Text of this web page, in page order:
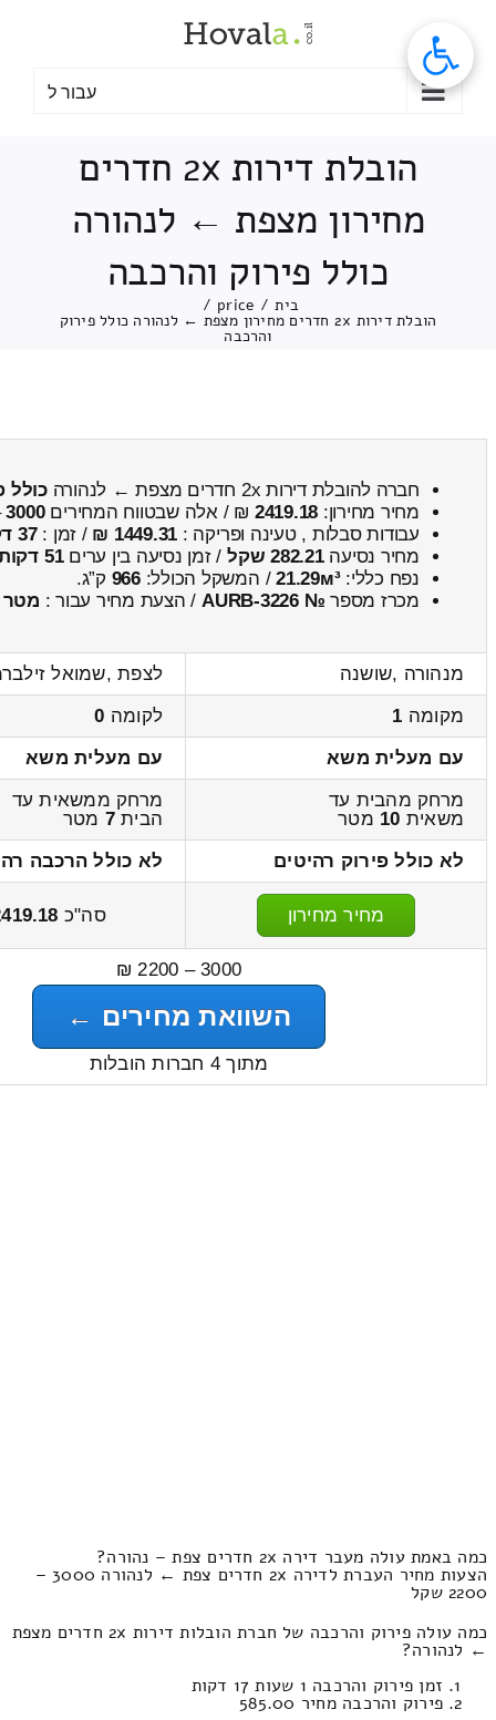
עבור ל
הובלת דירות 2x חדרים
מחירון מצפת ← לנהורה
כולל פירוק והרכבה
בית /
price
/
הובלת דירות 2x חדרים מחירון מצפת ← לנהורה כולל פירוק
והרכבה
חברה להובלת דירות 2x חדרים מצפת ← לנהורה
כולל
מחיר מחירון: 2419.18 ₪ / אלה שבטווח המחירים3000
עבודות סבלות , טעינה ופריקה : 1449.31 ₪ / זמן :37 דקות 36 שניות
מחיר נסיעה282.21 שקל / זמן נסיעה בין ערים51 דקות
נפח כללי:21.29м³/ המשקל הכולל:966 ק”ג.
מכרז מספר № AURB-3226 / הצעת מחיר עבור : מטר
מנהורה ,שושנה
לצפת ,שמואל
מקומה 1 לקומה 0
עם מעלית משא
עם מעלית משא
מרחק מהבית עד
משאית 10 מטר
מרחק ממשאית עד
הבית7 מטר
לא כולל פירוק רהיטים
לא כולל הרכבה
מחיר מחירון סה"כ
3000 – 2200 ₪
השוואת מחירים ←
מתוך 4 חברות הובלות
כמה באמת עולה מעבר דירה 2x חדרים צפת – נהורה?
הצעות מחיר העברת לדירה 2x חדרים צפת ← לנהורה 3000 –
2200 שקל
כמה עולה פירוק והרכבה של חברת הובלות דירות 2x חדרים מצפת
← לנהורה?
זמן פירוק והרכבה 1 שעות 17 דקות
פירוק והרכבה מחיר 585.00